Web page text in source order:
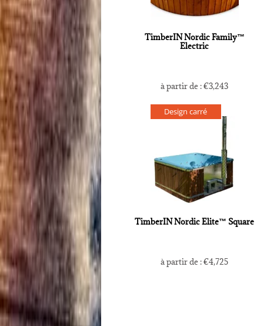
TimberIN Nordic Family™
Electric
à partir de :€3,243
Design carré
TimberIN Nordic Elite™ Square
à partir de :€4,725